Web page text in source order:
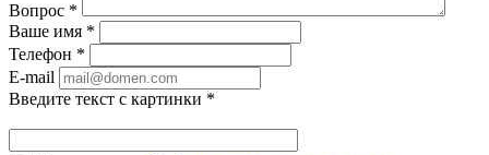
Вопрос *
Ваше имя *
Телефон *
E-mail
Введите текст с картинки *